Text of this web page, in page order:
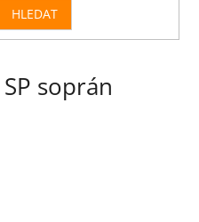
HLEDAT
soprán